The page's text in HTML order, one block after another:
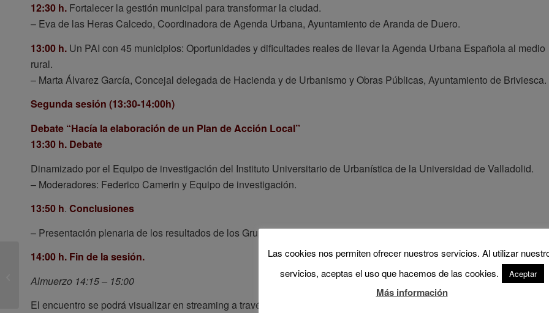
12:30 h. Fortalecer la gestión municipal para transformar la ciudad.
– Eva de las Heras Calcedo, Coordinadora de Agenda Urbana, Ayuntamiento de Aranda de Duero.
13:00 h. Un PAI con 45 municipios: Oportunidades y dificultades reales de llevar la Agenda Urbana Española al medio
rural.
– Marta Álvarez García, Concejal delegada de Hacienda y de Urbanismo y Obras Públicas, Ayuntamiento de Briviesca.
Segunda sesión (13:30-14:00h)
Debate “Hacía la elaboración de un Plan de Acción Local”
13:30 h. Debate
Dinamizado por el Equipo de investigación del Instituto Universitario de Urbanística de la Universidad de Valladolid.
– Moderadores: Federico Camerin y Equipo de investigación.
13:50 h. Conclusiones
– Presentación plenaria de los resultados de los Grupos de Trabajo por parte de los moderadores.
14:00 h. Fin de la sesión.
Almuerzo 14:15 – 15:00
El encuentro se podrá visualizar en streaming a través del enlace
Publicada Ciudades 29:
temporalidades de la
Las cookies nos permiten ofrecer nuestros servicios. Al utilizar
servicios, aceptas el uso que hacemos de las cookies.
Aceptar
Más información